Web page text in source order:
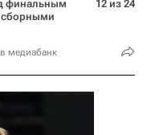
финальным
сборными
медиабанк
12 из 24